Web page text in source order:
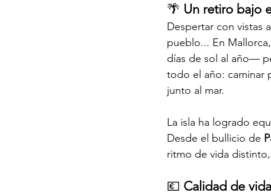
🌴 Un retiro bajo
Despertar con vistas
pueblo... En
días de sol al año—
todo el año: caminar
junto al mar.
La isla ha logrado
Desde el bullicio de
ritmo de vida
💶 Calidad de